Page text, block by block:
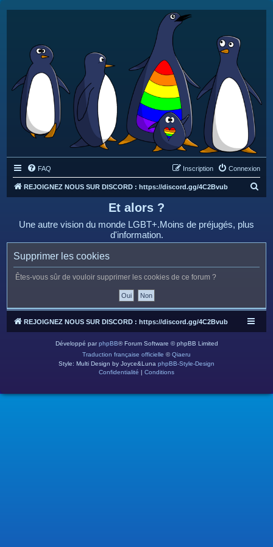
FAQ Connexion
Inscription
REJOIGNEZ NOUS SUR DISCORD : https://discord.gg/4C2Bvub
e
Et alors ?
Une autre vision du monde LGBT+.Moins de préjugés, plus
d'information.
Supprimer les cookies
Êtes-vous sûr de vouloir supprimer les cookies de ce forum ?
REJOIGNEZ NOUS SUR DISCORD : https://discord.gg/4C2Bvub
Développé parphpBB® Forum Software © phpBB Limited
Traduction française officielle ©Qiaeru
Style: Multi Design by Joyce&Luna phpBB-Style-Design
Confidentialité | Conditions